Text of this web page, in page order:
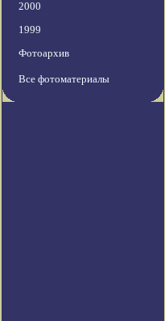
2000
1999
Фотоархив
Все фотоматериалы